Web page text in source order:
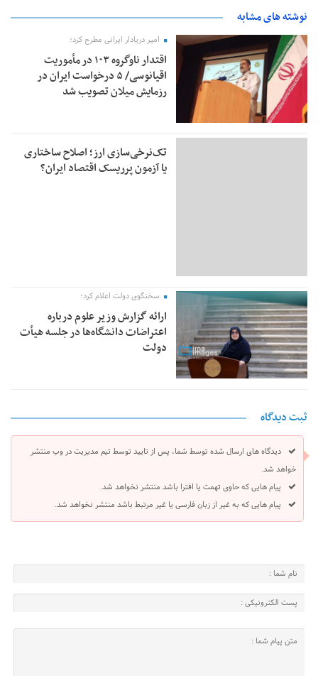
نوشته های مشابه
امیر دریادار ایرانی مطرح کرد؛
اقتدار ناوگروه ۱۰۳ در مأموریت‌
اقیانوسی/ ۵ درخواست ایران در
رزمایش میلان تصویب شد
تک‌نرخی‌سازی ارز؛ اصلاح ساختاری
یا آزمون پرریسک اقتصاد ایران؟
سخنگوی دولت اعلام کرد؛
ارائه گزارش وزیر علوم درباره
اعتراضات دانشگاه‌ها در جلسه هیأت
دولت
ثبت دیدگاه
دیدگاه های ارسال شده توسط شما، پس از تایید توسط تیم مدیریت در وب منتشر
خواهد شد.
پیام هایی که حاوی تهمت یا افترا باشد منتشر نخواهد شد.
پیام هایی که به غیر از زبان فارسی یا غیر مرتبط باشد منتشر نخواهد شد.